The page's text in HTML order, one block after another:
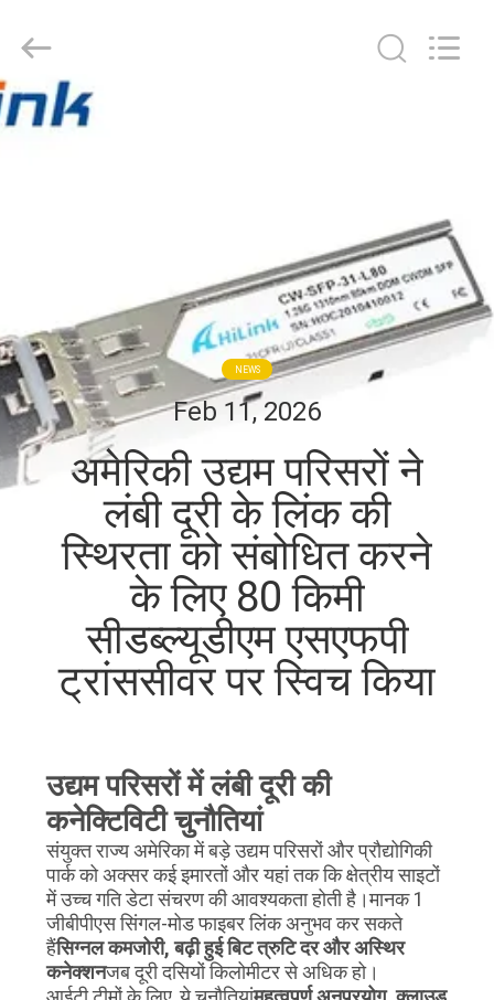
घर
में
कारखाने
का
दौरा
गुणवत्ता
समाचार
मामले
उद्धरण
Technology
Co.,Ltd..
Rights
Reserved.
NEWS
Feb 11, 2026
अमेरिकी उद्यम परिसरों ने
लंबी दूरी के लिंक की
स्थिरता को संबोधित करने
के लिए 80 किमी
सीडब्ल्यूडीएम एसएफपी
ट्रांससीवर पर स्विच किया
उद्यम परिसरों में लंबी दूरी की
कनेक्टिविटी चुनौतियां
संयुक्त राज्य अमेरिका में बड़े उद्यम परिसरों और प्रौद्योगिकी
पार्क को अक्सर कई इमारतों और यहां तक कि क्षेत्रीय साइटों
में उच्च गति डेटा संचरण की आवश्यकता होती है।मानक 1
जीबीपीएस सिंगल-मोड फाइबर लिंक अनुभव कर सकते
हैंसिग्नल कमजोरी, बढ़ी हुई बिट त्रुटि दर और अस्थिर
कनेक्शनजब दूरी दसियों किलोमीटर से अधिक हो।